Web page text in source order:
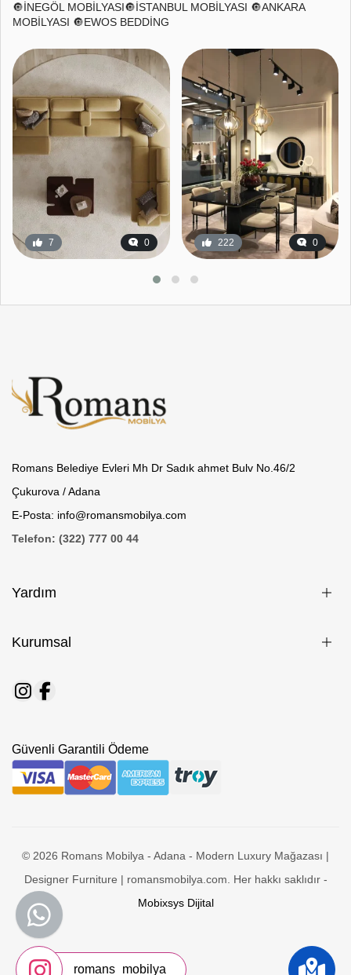
🔘İNEGÖL MOBİLYASI🔘İSTANBUL MOBİLYASI 🔘ANKARA
MOBİLYASI 🔘EWOS BEDDİNG
7 0 222 0
Romans Belediye Evleri Mh Dr Sadık ahmet Bulv No.46/2
Çukurova / Adana
E-Posta: info@romansmobilya.com
Telefon: (322) 777 00 44
Yardım
Kurumsal
Güvenli Garantili Ödeme
© 2026 Romans Mobilya - Adana - Modern Luxury Mağazası |
Designer Furniture | romansmobilya.com. Her hakkı saklıdır -
Mobixsys Dijital
romans_mobilya